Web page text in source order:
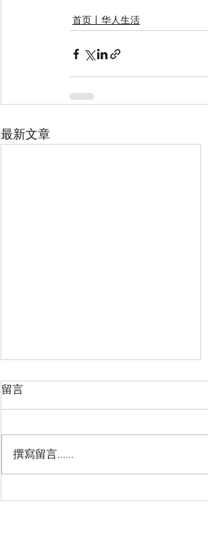
首页丨华人生活
最新文章
留言
撰寫留言......